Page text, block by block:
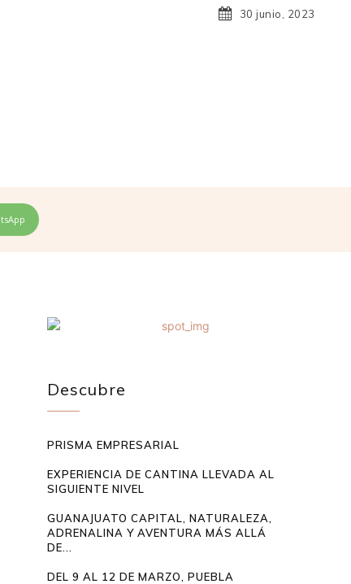
30 junio, 2023
Descubre
PRISMA EMPRESARIAL
EXPERIENCIA DE CANTINA LLEVADA AL
SIGUIENTE NIVEL
GUANAJUATO CAPITAL, NATURALEZA,
ADRENALINA Y AVENTURA MÁS ALLÁ
DE...
DEL 9 AL 12 DE MARZO, PUEBLA